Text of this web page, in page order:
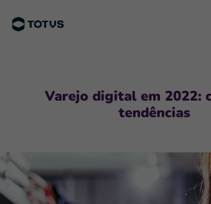
Varejo digital em 2022:
tendências